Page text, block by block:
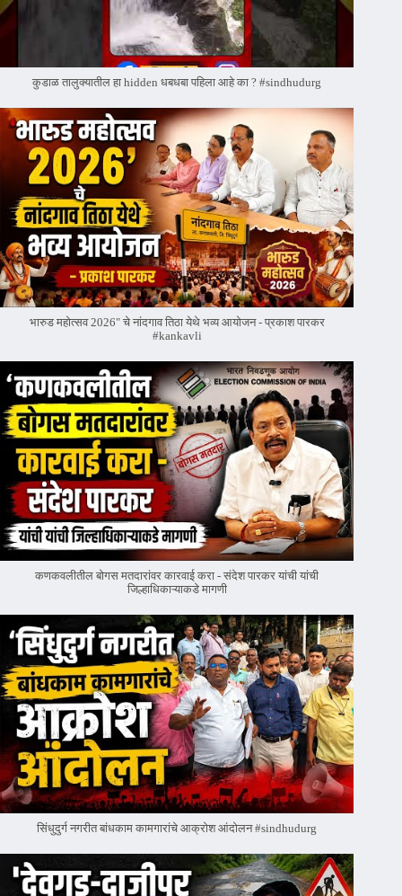
कुडाळ तालुक्यातील हा hidden धबधबा पहिला आहे का ? #sindhudurg
भारुड महोत्सव 2026" चे नांदगाव तिठा येथे भव्य आयोजन - प्रकाश पारकर
#kankavli
कणकवलीतील बोगस मतदारांवर‌ कारवाई करा - संदेश पारकर यांची यांची
जिल्हाधिकाऱ्याकडे मागणी
सिंधुदुर्ग नगरीत बांधकाम कामगारांचे आक्रोश आंदोलन #sindhudurg